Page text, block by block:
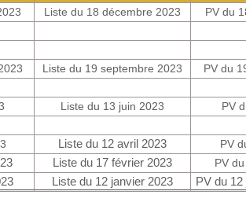
Liste du 18 décembre 2023 PV du
Liste du 19 septembre 2023 PV du
Liste du 13 juin 2023 PV
Liste du 12 avril 2023 PV
Liste du 17 février 2023 PV
Liste du 12 janvier 2023 PV du